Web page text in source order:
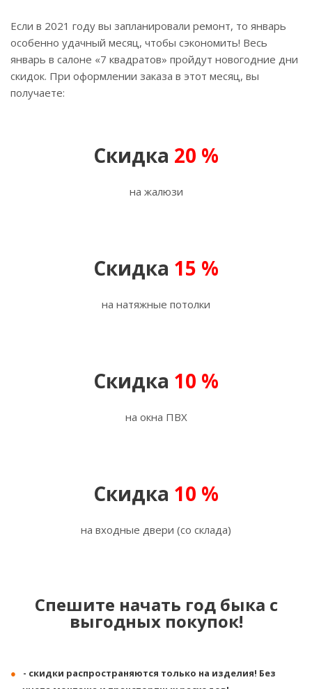
Если в 2021 году вы запланировали ремонт, то январь
особенно удачный месяц, чтобы сэкономить! Весь
январь в салоне «7 квадратов» пройдут новогодние дни
скидок. При оформлении заказа в этот месяц, вы
получаете:
Скидка 20 %
на жалюзи
Скидка 15 %
на натяжные потолки
Скидка 10 %
на окна ПВХ
Скидка 10 %
на входные двери (со склада)
Спешите начать год быка с
выгодных покупок!
- скидки распространяются только на изделия! Без